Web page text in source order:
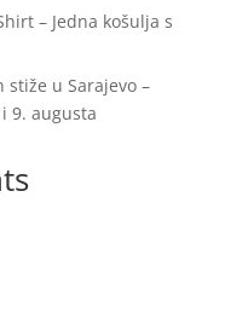
– Jedna košulja s
stiže u Sarajevo –
9. augusta